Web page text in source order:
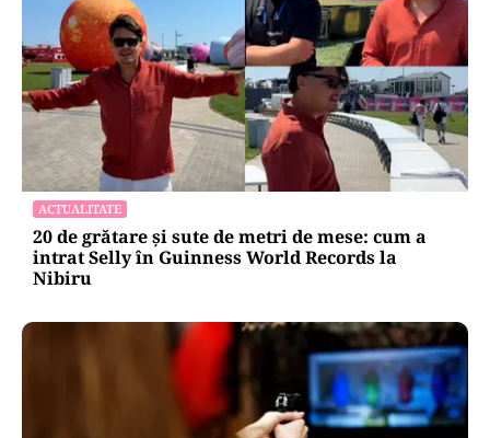
ACTUALITATE
20 de grătare și sute de metri de mese: cum a
intrat Selly în Guinness World Records la
Nibiru